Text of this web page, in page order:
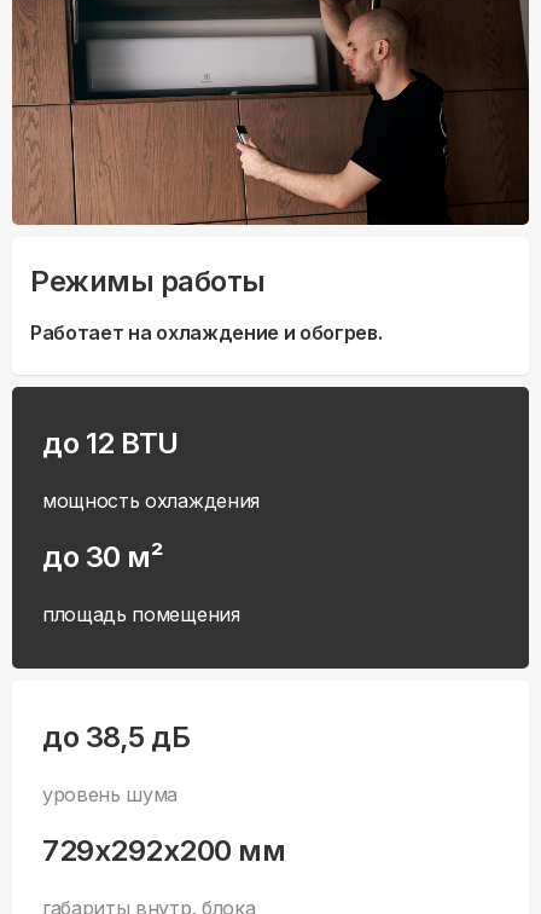
Режимы работы
Работает на охлаждение и обогрев.
до 12 BTU
мощность охлаждения
до 30 м²
площадь помещения
до 38,5 дБ
уровень шума
729x292x200 мм
габариты внутр. блока